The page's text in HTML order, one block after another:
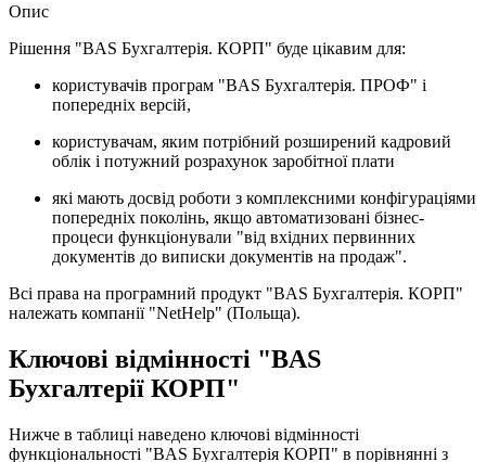
Опис
Рішення "BAS Бухгалтерія. КОРП" буде цікавим для:
користувачів програм "BAS Бухгалтерія. ПРОФ" і
попередніх версій,
користувачам, яким потрібний розширений кадровий
облік і потужний розрахунок заробітної плати
які мають досвід роботи з комплексними конфігураціями
попередніх поколінь, якщо автоматизовані бізнес-
процеси функціонували "від вхідних первинних
документів до виписки документів на продаж".
Всі права на програмний продукт "BAS Бухгалтерія. КОРП"
належать компанії "NetHelp" (Польща).
Ключові відмінності "BAS
Бухгалтерії КОРП"
Нижче в таблиці наведено ключові відмінності
функціональності "BAS Бухгалтерія КОРП" в порівнянні з